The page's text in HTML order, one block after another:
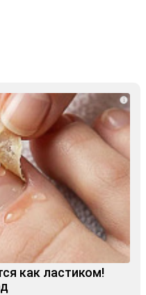
i
как ластиком!